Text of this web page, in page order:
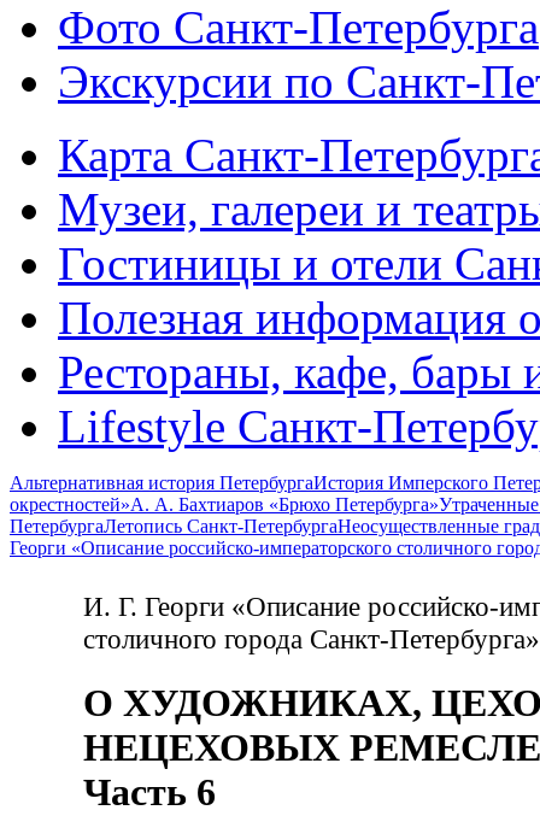
Фото Санкт-Петербурга
Экскурсии по Санкт-
Карта Санкт-
Музеи, галереи и
Гостиницы и отели
Полезная информация
Рестораны, кафе, бары
Lifestyle Санкт-
Альтернативная история ПетербургаИстория Имперского
окрестностей»А. А. Бахтиаров «Брюхо Петербурга»
ПетербургаЛетопись Санкт-ПетербургаНеосуществленные
Георги «Описание российско-императорского столичного
И. Г. Георги «Описание российско-
столичного города Санкт-Петербурга»
О ХУДОЖНИКАХ,
НЕЦЕХОВЫХ
Часть 6